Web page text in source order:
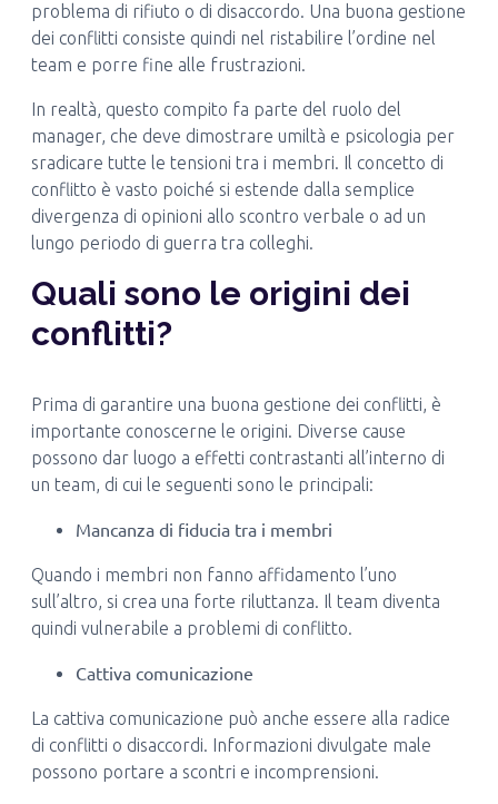
problema di rifiuto o di disaccordo. Una buona gestione
dei conflitti consiste quindi nel ristabilire l’ordine nel
team e porre fine alle frustrazioni.
In realtà, questo compito fa parte del ruolo del
manager, che deve dimostrare umiltà e psicologia per
sradicare tutte le tensioni tra i membri. Il concetto di
conflitto è vasto poiché si estende dalla semplice
divergenza di opinioni allo scontro verbale o ad un
lungo periodo di guerra tra colleghi.
Quali sono le origini dei
conflitti?
Prima di garantire una buona gestione dei conflitti, è
importante conoscerne le origini. Diverse cause
possono dar luogo a effetti contrastanti all’interno di
un team, di cui le seguenti sono le principali:
Mancanza di fiducia tra i membri
Quando i membri non fanno affidamento l’uno
sull’altro, si crea una forte riluttanza. Il team diventa
quindi vulnerabile a problemi di conflitto.
Cattiva comunicazione
La cattiva comunicazione può anche essere alla radice
di conflitti o disaccordi. Informazioni divulgate male
possono portare a scontri e incomprensioni.